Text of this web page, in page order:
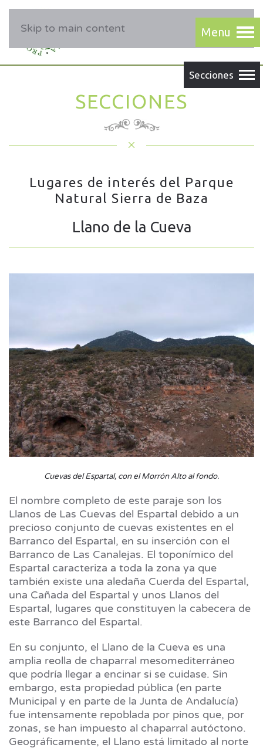
Skip to main content
SECCIONES
Lugares de interés del Parque
Natural Sierra de Baza
Llano de la Cueva
Cuevas del Espartal, con el Morrón Alto al fondo.
El nombre completo de este paraje son los
Llanos de Las Cuevas del Espartal debido a un
precioso conjunto de cuevas existentes en el
Barranco del Espartal, en su inserción con el
Barranco de Las Canalejas. El toponímico del
Espartal caracteriza a toda la zona ya que
también existe una aledaña Cuerda del Espartal,
una Cañada del Espartal y unos Llanos del
Espartal, lugares que constituyen la cabecera de
este Barranco del Espartal.
En su conjunto, el Llano de la Cueva es una
amplia reolla de chaparral mesomediterráneo
que podría llegar a encinar si se cuidase. Sin
embargo, esta propiedad pública (en parte
Municipal y en parte de la Junta de Andalucía)
fue intensamente repoblada por pinos que, por
zonas, se han impuesto al chaparral autóctono.
Geográficamente, el Llano está limitado al norte